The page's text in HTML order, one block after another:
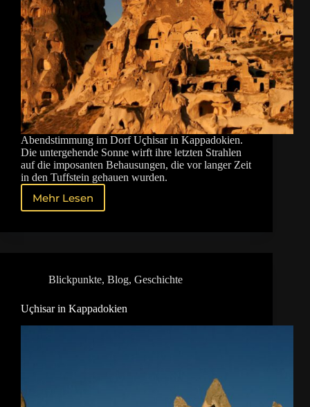
Abendstimmung im Dorf Uçhisar in Kappadokien.
Die untergehende Sonne wirft ihre letzten Strahlen
auf die imposanten Behausungen, die vor langer Zeit
in den Tuffstein gehauen wurden.
Mehr LesenAbendstimmung
Blickpunkte, Blog, Geschichte
Uçhisar in Kappadokien